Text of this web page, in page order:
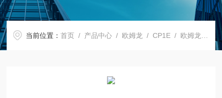
当前位置：首页 / 产品中心 / 欧姆龙 /CP1E / 欧姆龙可编程控制器CPU模块CP1E-N40S1DT1-D